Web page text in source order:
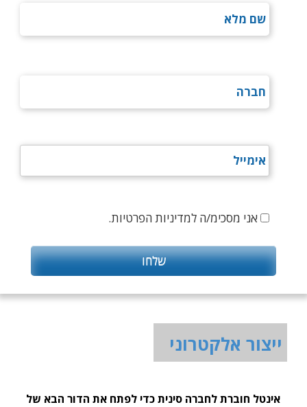
אני מסכימ/ה למדיניות הפרטיות.
ייצור אלקטרוני
אינטל חוברת לחברה סינית כדי לפתח את הדור הבא של